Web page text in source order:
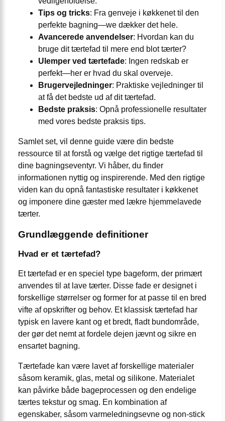
Tips og tricks: Fra genveje i køkkenet til den
perfekte bagning—we dækker det hele.
Avancerede anvendelser: Hvordan kan du
bruge dit tærtefad til mere end blot tærter?
Ulemper ved tærtefade: Ingen redskab er
perfekt—her er hvad du skal overveje.
Brugervejledninger: Praktiske vejledninger til
at få det bedste ud af dit tærtefad.
Bedste praksis: Opnå professionelle resultater
med vores bedste praksis tips.
Samlet set, vil denne guide være din bedste
ressource til at forstå og vælge det rigtige tærtefad til
dine bagningseventyr. Vi håber, du finder
informationen nyttig og inspirerende. Med den rigtige
viden kan du opnå fantastiske resultater i køkkenet
og imponere dine gæster med lækre hjemmelavede
tærter.
Grundlæggende definitioner
Hvad er et tærtefad?
Et tærtefad er en speciel type bageform, der primært
anvendes til at lave tærter. Disse fade er designet i
forskellige størrelser og former for at passe til en bred
vifte af opskrifter og behov. Et klassisk tærtefad har
typisk en lavere kant og et bredt, fladt bundområde,
der gør det nemt at fordele dejen jævnt og sikre en
ensartet bagning.
Tærtefade kan være lavet af forskellige materialer
såsom keramik, glas, metal og silikone. Materialet
kan påvirke både bageprocessen og den endelige
tærtes tekstur og smag. En kombination af
egenskaber, såsom varmeledningsevne og non-stick